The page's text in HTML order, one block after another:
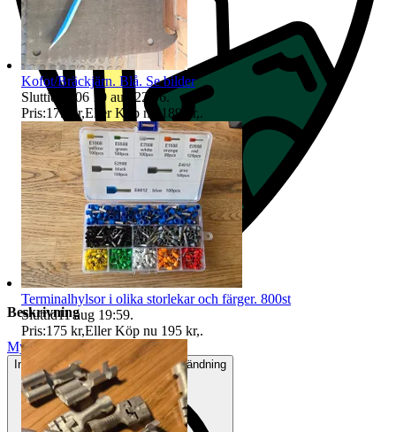
Beskrivning
Mycket gott skick
Inga eller minimala tecken på användning
Kofot/Bräckjärn. Blå. Se bilder
Sluttid
22:06 10 aug 22:06.
Pris:179 kr,Eller Köp nu 189 kr,.
Terminalhylsor i olika storlekar och färger. 800st
Sluttid11 aug 19:59.
Pris:175 kr,Eller Köp nu 195 kr,.